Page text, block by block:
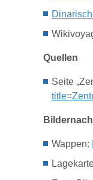
Quellen
Seite
Wappen: